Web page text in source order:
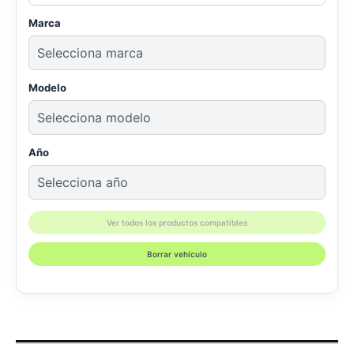
Marca
Modelo
Año
Ver todos los productos compatibles
Borrar vehículo